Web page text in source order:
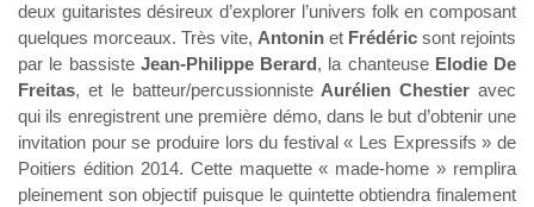
deux guitaristes désireux d’explorer l’univers folk en composant
quelques morceaux. Très vite, Antonin et Frédéric sont rejoints
par le bassiste Jean-Philippe Berard, la chanteuse Elodie De
Freitas, et le batteur/percussionniste Aurélien Chestier avec
qui ils enregistrent une première démo, dans le but d’obtenir une
invitation pour se produire lors du festival « Les Expressifs » de
Poitiers édition 2014. Cette maquette « made-home » remplira
pleinement son objectif puisque le quintette obtiendra finalement